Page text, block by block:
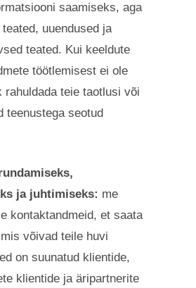
saamiseks, aga
uuendused ja
teated. Kui keeldute
töötlemisest ei ole
rahuldada teie taotlusi või
teenustega seotud
ja juhtimiseks: me
kontaktandmeid, et saata
võivad teile huvi
on suunatud klientide,
klientide ja äripartnerite